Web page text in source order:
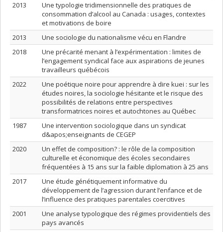
2013
Une typologie tridimensionnelle des pratiques de
consommation d’alcool au Canada : usages, contextes
et motivations de boire
2013
Une sociologie du nationalisme vécu en Flandre
2018
Une précarité menant à l’expérimentation : limites de
l’engagement syndical face aux aspirations de jeunes
travailleurs québécois
2022
Une poétique noire pour apprendre à dire kuei : sur les
études noires, la sociologie hésitante et le risque des
possibilités de relations entre perspectives
transformatrices noires et autochtones au Québec
1987
Une intervention sociologique dans un syndicat
d&apos;enseignants de CEGEP
2020
Un effet de composition? : le rôle de la composition
culturelle et économique des écoles secondaires
fréquentées à 15 ans sur la faible diplomation à 25 ans
2017
Une étude génétiquement informative du
développement de l’agression durant l’enfance et de
l’influence des pratiques parentales coercitives
2001
Une analyse typologique des régimes providentiels des
pays avancés